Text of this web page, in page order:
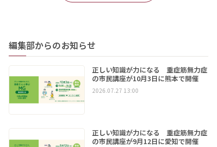
編集部からのお知らせ
正しい知識が力になる 重症筋無力症
の市民講座が10月3日に熊本で開催
2026.07.27 13:00
正しい知識が力になる 重症筋無力症
の市民講座が9月12日に愛知で開催